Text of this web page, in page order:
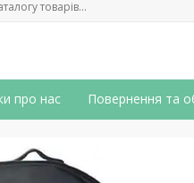
про нас Повернення та